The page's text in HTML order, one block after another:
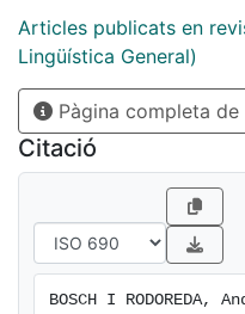
update on the syntactic
combinations and the
clitic combinations,
ne and se, with a wealth
Articles publicats en
Lingüística General)
Pàgina completa
Citació
BOSCH I RODOREDA,